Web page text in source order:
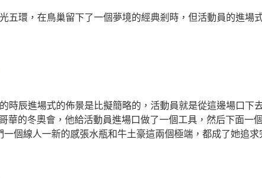
環，在鳥巢留下了一個夢境的經典剎時，但活動員的進場
時辰進場式的佈景是比擬簡略的，活動員就是從這邊場口下
華的冬奧會，他給活動員進場口做了一個工具，然后下面一
個線人一新的感張水瓶和牛土豪這兩個極端，都成了她追